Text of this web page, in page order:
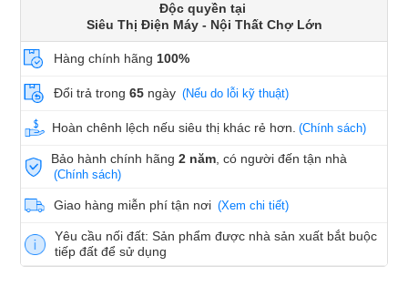
Độc quyền tại
Siêu Thị Điện Máy - Nội Thất Chợ Lớn
Hàng chính hãng 100%
Đổi trả trong 65 ngày (Nếu do lỗi kỹ thuật)
Hoàn chênh lệch nếu siêu thị khác rẻ hơn. (Chính sách)
Bảo hành chính hãng2 năm , có người đến tận nhà
(Chính sách)
Giao hàng miễn phí tận nơi (Xem chi tiết)
Yêu cầu nối đất: Sản phẩm được nhà sản xuất bắt buộc
tiếp đất để sử dụng